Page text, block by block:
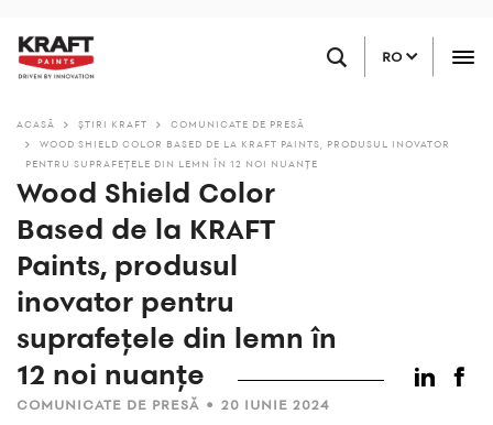
conținutul
RO
ACASĂ ŞTIRI KRAFT
COMUNICATE DE PRESĂ
WOOD SHIELD COLOR BASED DE LA KRAFT PAINTS, PRODUSUL INOVATOR
PENTRU SUPRAFEȚELE DIN LEMN ÎN 12 NOI NUANȚE
Wood Shield Color
Based de la KRAFT
Paints, produsul
inovator pentru
suprafețele din lemn în
12 noi nuanțe
COMUNICATE DE PRESĂ • 20 IUNIE 2024